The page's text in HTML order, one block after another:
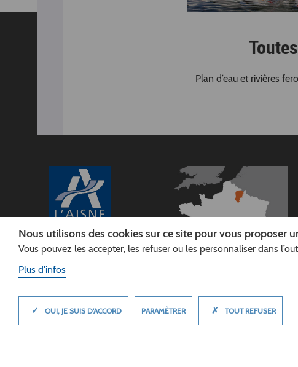
Plan d’eau et rivières
CONSEIL
L'AISNE
Rue Paul Doumer
Nous utilisons des cookies sur ce site pour vous proposer
Vous pouvez les accepter, les refuser ou les personnaliser dans
Plus d'infos
✓ OUI, JE SUIS D'ACCORD PARAMÈTRER ✗ TOUT REFUSER
MASQUER